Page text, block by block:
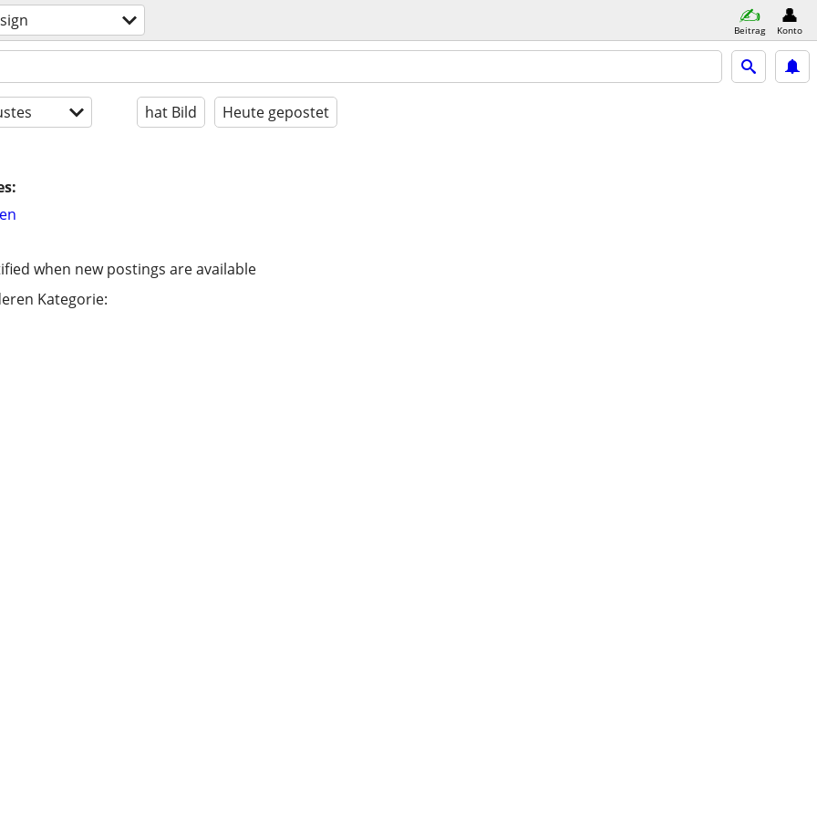
Beitrag Konto
hat Bild Heute gepostet
when new postings are available
Kategorie: